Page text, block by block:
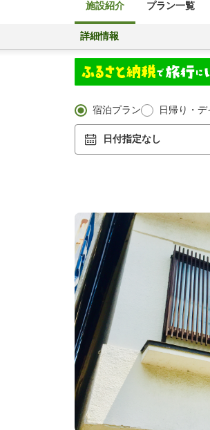
施設紹介 プラン一覧
詳細情報
宿泊プラン 日帰り・デ
日付指定なし